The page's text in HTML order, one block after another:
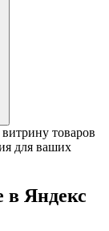
товаров
для ваших
в Яндекс